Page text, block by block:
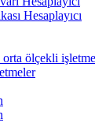
Hesaplayıcı
ölçekli